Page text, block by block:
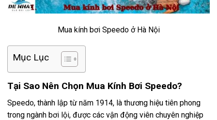
Mua kính bơi Speedo ở Hà Nội
Mục Lục
Tại Sao Nên Chọn Mua Kính Bơi Speedo?
Speedo, thành lập từ năm 1914, là thương hiệu tiên phong
trong ngành bơi lội, được các vận động viên chuyên nghiệp